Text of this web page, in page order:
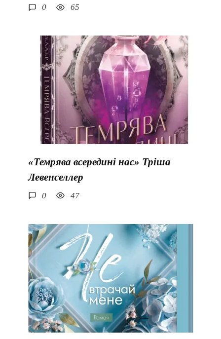
0 65
«Темрява всередині нас» Тріша
Левенселлер
0 47